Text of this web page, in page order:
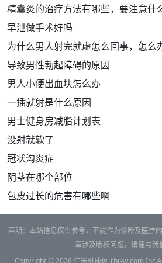
精囊炎的治疗方法有哪些，要注意什
早泄做手术好吗
为什么男人射完就虚怎么回事，怎么
导致男性勃起障碍的原因
男人小便出血块怎么办
一插就射是什么原因
男士健身房减脂计划表
没射就软了
冠状沟炎症
阴茎在哪个部位
包皮过长的危害有哪些啊
声明：本站信息仅供参考，不能作为诊断及医疗
章涉及版权问题，请速与我
Copyright © 2026 仁禾健康网 rhjkw.com